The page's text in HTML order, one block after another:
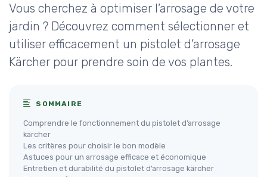
Vous cherchez à optimiser l’arrosage de votre
jardin ? Découvrez comment sélectionner et
utiliser efficacement un pistolet d’arrosage
Kärcher pour prendre soin de vos plantes.
SOMMAIRE
Comprendre le fonctionnement du pistolet d’arrosage
kärcher
Les critères pour choisir le bon modèle
Astuces pour un arrosage efficace et économique
Entretien et durabilité du pistolet d’arrosage kärcher